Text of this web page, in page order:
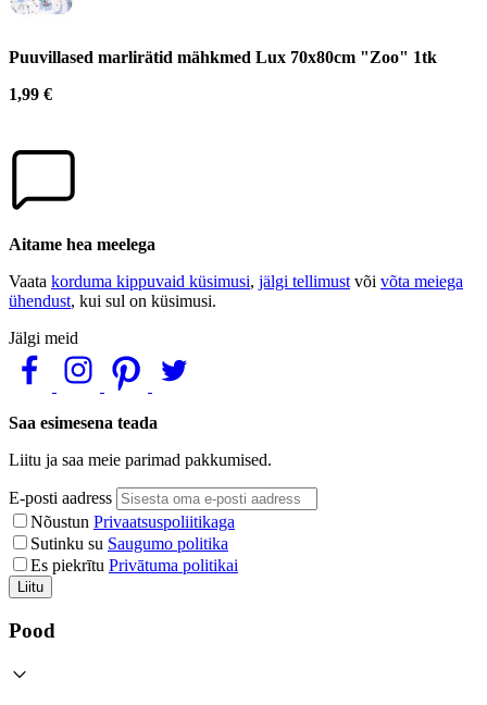
Puuvillased marlirätid mähkmed Lux 70x80cm "Zoo" 1tk
1,99 €
Aitame hea meelega
Vaata korduma kippuvaid küsimusi, jälgi tellimust või võta meiega
ühendust, kui sul on küsimusi.
Jälgi meid
Saa esimesena teada
Liitu ja saa meie parimad pakkumised.
E-posti aadress
Nõustun Privaatsuspoliitikaga
Sutinku su Saugumo politika
Es piekrītu Privātuma politikai
Liitu
Pood